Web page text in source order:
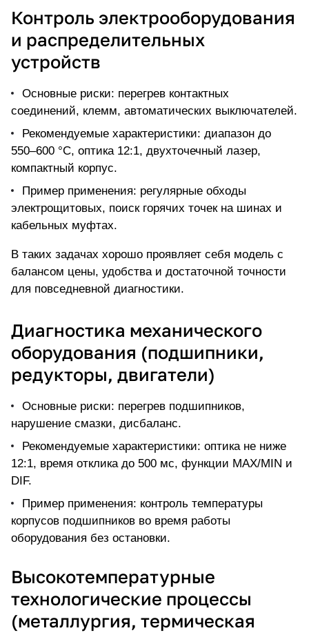
Контроль электрооборудования
и распределительных
устройств
Основные риски: перегрев контактных
соединений, клемм, автоматических выключателей.
Рекомендуемые характеристики: диапазон до
550–600 °C, оптика 12:1, двухточечный лазер,
компактный корпус.
Пример применения: регулярные обходы
электрощитовых, поиск горячих точек на шинах и
кабельных муфтах.
В таких задачах хорошо проявляет себя модель с
балансом цены, удобства и достаточной точности
для повседневной диагностики.
Диагностика механического
оборудования (подшипники,
редукторы, двигатели)
Основные риски: перегрев подшипников,
нарушение смазки, дисбаланс.
Рекомендуемые характеристики: оптика не ниже
12:1, время отклика до 500 мс, функции MAX/MIN и
DIF.
Пример применения: контроль температуры
корпусов подшипников во время работы
оборудования без остановки.
Высокотемпературные
технологические процессы
(металлургия, термическая